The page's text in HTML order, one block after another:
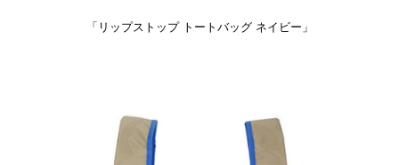
「リップストップ トートバッグ ネイビー」